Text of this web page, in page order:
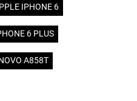
IPHONE 6
6 PLUS
A858T